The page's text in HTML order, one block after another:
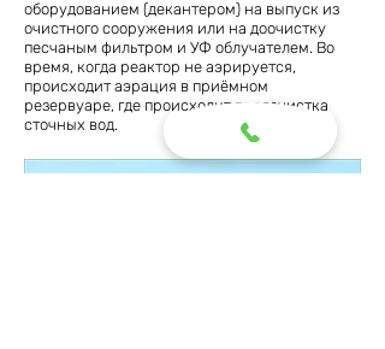
оборудованием (декантером) на выпуск из
очистного сооружения или на доочистку
песчаным фильтром и УФ облучателем. Во
время, когда реактор не аэрируется,
происходит аэрация в приёмном
резервуаре, где происходит предочистка
сточных вод.